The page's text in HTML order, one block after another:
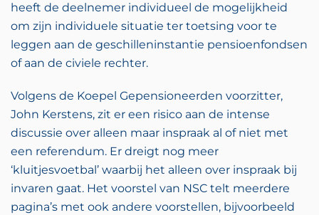
heeft de deelnemer individueel de mogelijkheid
om zijn individuele situatie ter toetsing voor te
leggen aan de geschilleninstantie pensioenfondsen
of aan de civiele rechter.
Volgens de Koepel Gepensioneerden voorzitter,
John Kerstens, zit er een risico aan de intense
discussie over alleen maar inspraak al of niet met
een referendum. Er dreigt nog meer
‘kluitjesvoetbal’ waarbij het alleen over inspraak bij
invaren gaat. Het voorstel van NSC telt meerdere
pagina’s met ook andere voorstellen, bijvoorbeeld